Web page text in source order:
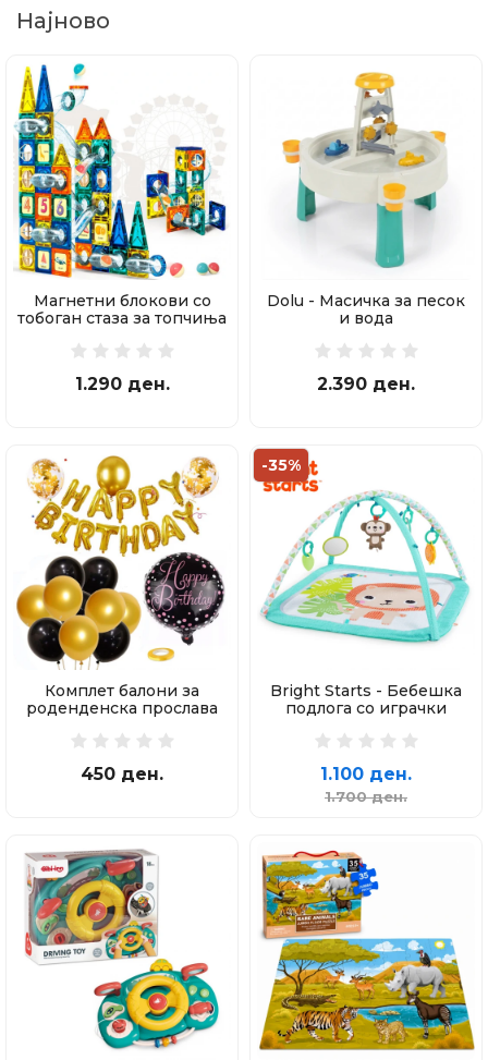
Најново
Магнетни блокови со
тобоган стаза за топчиња
1.290 ден.
Dolu - Масичка за песок
и вода
2.390 ден.
Комплет балони за
роденденска прослава
450 ден.
-35%
Bright Starts - Бебешка
подлога со играчки
1.100 ден.
1.700 ден.